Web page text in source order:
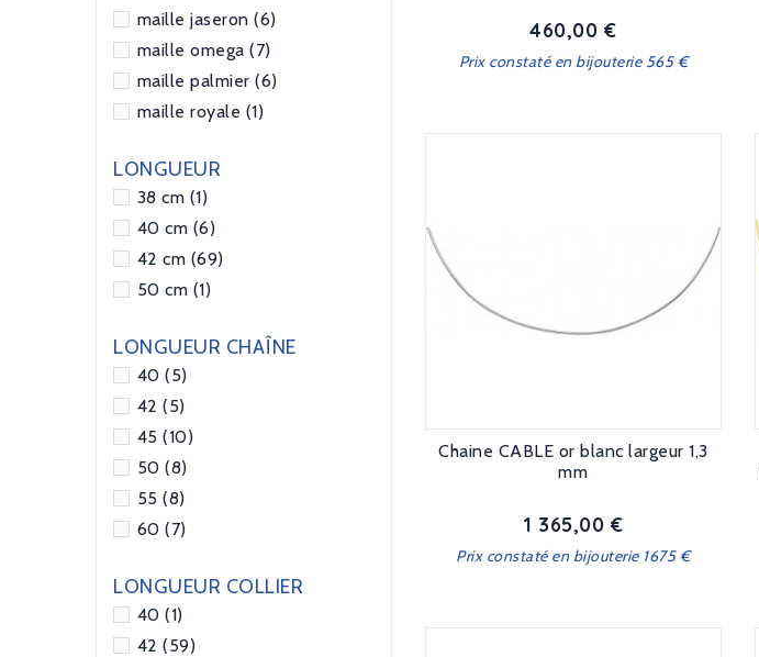
maille jaseron (6)
maille omega (7)
maille palmier (6)
maille royale (1)
LONGUEUR
38 cm (1)
40 cm (6)
42 cm (69)
50 cm (1)
LONGUEUR CHAÎNE
40 (5)
42 (5)
45 (10)
50 (8)
55 (8)
60 (7)
LONGUEUR COLLIER
40 (1)
42 (59)
Prix
460,00 €
Prix constaté en bijouterie 565 €
Chaine CABLE or blanc largeur 1,3
mm
Prix
1 365,00 €
Prix constaté en bijouterie 1675 €